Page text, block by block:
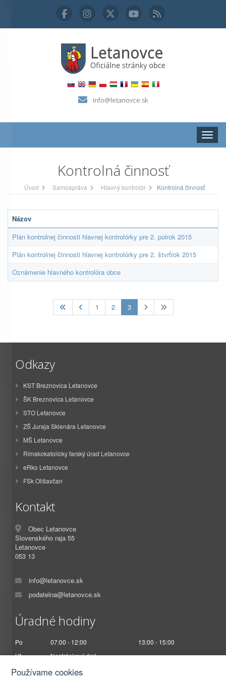
info@letanovce.sk
Kontrolná činnosť
Úvod Samospráva Hlavný kontrolór Kontrolná činnosť
Názov
Plán kontrolnej činnosti hlavnej kontrolórky pre 2. polrok 2015
Plán kontrolnej činnosti hlavnej kontrolórky pre 2. štvrťrok 2015
Oznámenie hlavného kontrolóra obce
1 2 3(current)
Odkazy
KST Breznovica Letanovce
ŠK Breznovica Letanovce
STO Letanovce
ZŠ Juraja Sklenára Letanovce
MŠ Letanovce
Rímskokatolícky farský úrad Letanovce
eRko Letanovce
FSk Olišavčan
Kontakt
Obec Letanovce
Slovenského raja 55
Letanovce
053 13
info@letanovce.sk
podatelna@letanovce.sk
Úradné hodiny
Po 07:00 - 12:00
13:00 - 15:00
Ut
Nestránkový deň
St
07:00 - 12:00
Používame cookies